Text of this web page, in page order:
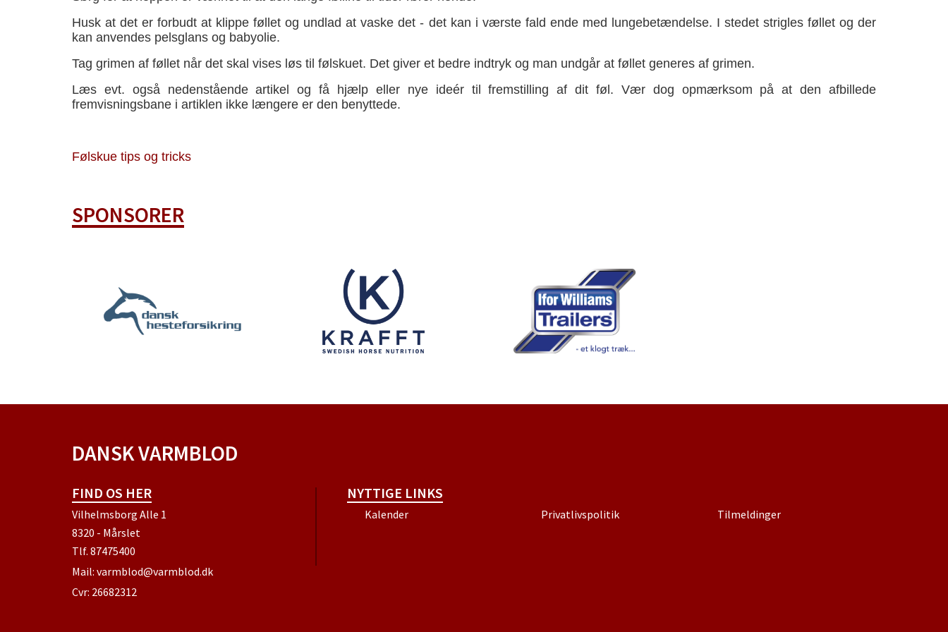
Husk at det er forbudt at klippe føllet og undlad at vaske det - det kan i værste fald ende med lungebetændelse. I stedet strigles føllet og der
kan anvendes pelsglans og babyolie.
Tag grimen af føllet når det skal vises løs til følskuet. Det giver et bedre indtryk og man undgår at føllet generes af grimen.
Læs evt. også nedenstående artikel og få hjælp eller nye ideér til fremstilling af dit føl. Vær dog opmærksom på at den afbillede
fremvisningsbane i artiklen ikke længere er den benyttede.
Følskue tips og tricks
SPONSORER
DANSK VARMBLOD
FIND OS HER
Vilhelmsborg Alle 1
8320 - Mårslet
Tlf. 87475400
Mail: varmblod@varmblod.dk
Cvr: 26682312
NYTTIGE LINKS
Kalender Privatlivspolitik Tilmeldinger